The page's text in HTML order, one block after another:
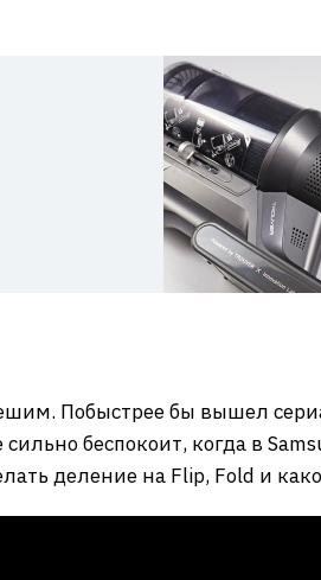
Побыстрее бы вышел
беспокоит, когда в
деление на Flip, Fold и